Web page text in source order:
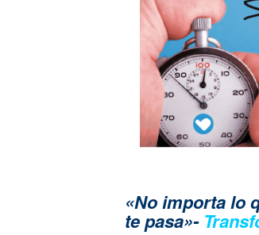
«No importa lo
te pasa»-